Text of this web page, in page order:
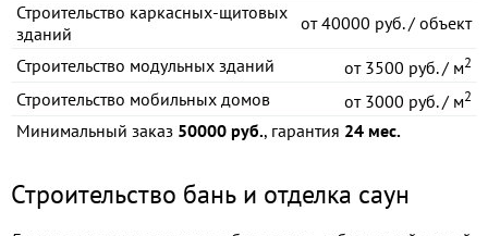
Строительство каркасных-щитовых
зданий
от40000 руб. / объект
Строительство модульных зданий
от3500 руб. / м2
Строительство мобильных домов от3000 руб. / м2
Минимальный заказ 50000 руб., гарантия 24 мес.
Строительство бань и отделка саун